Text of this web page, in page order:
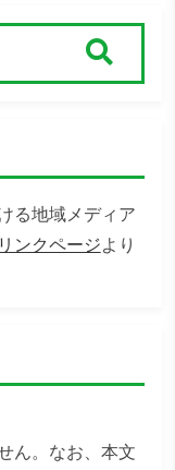
る地域メディア
ンクページより
ん。なお、本文